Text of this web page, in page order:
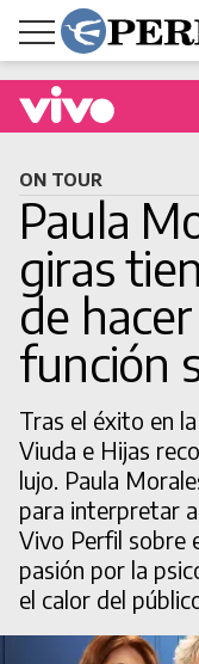
ON TOUR
Paula
giras
de
función
Tras el éxito en
Viuda e Hijas
lujo. Paula
para interpretar
Vivo Perfil sobre
pasión por la
el calor del